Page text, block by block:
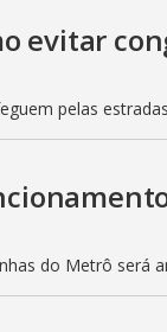
evitar
pelas
do Metrô será